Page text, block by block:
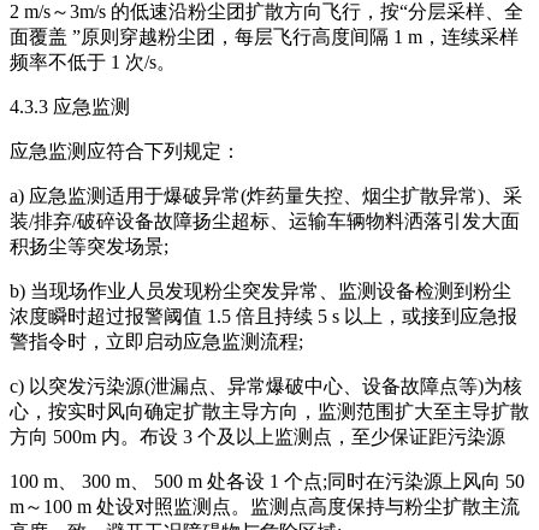
2 m/s～3m/s 的低速沿粉尘团扩散方向飞行，按“分层采样、全
面覆盖 ”原则穿越粉尘团，每层飞行高度间隔 1 m，连续采样
频率不低于 1 次/s。
4.3.3 应急监测
应急监测应符合下列规定：
a) 应急监测适用于爆破异常(炸药量失控、烟尘扩散异常)、采
装/排弃/破碎设备故障扬尘超标、运输车辆物料洒落引发大面
积扬尘等突发场景;
b) 当现场作业人员发现粉尘突发异常、监测设备检测到粉尘
浓度瞬时超过报警阈值 1.5 倍且持续 5 s 以上，或接到应急报
警指令时，立即启动应急监测流程;
c) 以突发污染源(泄漏点、异常爆破中心、设备故障点等)为核
心，按实时风向确定扩散主导方向，监测范围扩大至主导扩散
方向 500m 内。布设 3 个及以上监测点，至少保证距污染源
100 m、 300 m、 500 m 处各设 1 个点;同时在污染源上风向 50
m～100 m 处设对照监测点。监测点高度保持与粉尘扩散主流